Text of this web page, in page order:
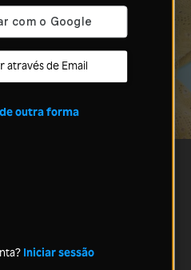
através de Email
outra forma
Iniciar sessão